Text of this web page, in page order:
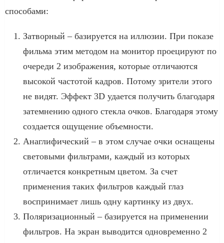
способами:
Затворный – базируется на иллюзии. При показе
фильма этим методом на монитор проецируют по
очереди 2 изображения, которые отличаются
высокой частотой кадров. Потому зрители этого
не видят. Эффект 3D удается получить благодаря
затемнению одного стекла очков. Благодаря этому
создается ощущение объемности.
Анаглифический – в этом случае очки оснащены
световыми фильтрами, каждый из которых
отличается конкретным цветом. За счет
применения таких фильтров каждый глаз
воспринимает лишь одну картинку из двух.
Поляризационный – базируется на применении
фильтров. На экран выводится одновременно 2